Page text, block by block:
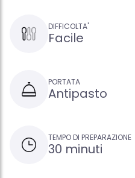
DIFFICOLTA'
Facile
PORTATA
Antipasto
TEMPO DI PREPARAZIONE
30 minuti